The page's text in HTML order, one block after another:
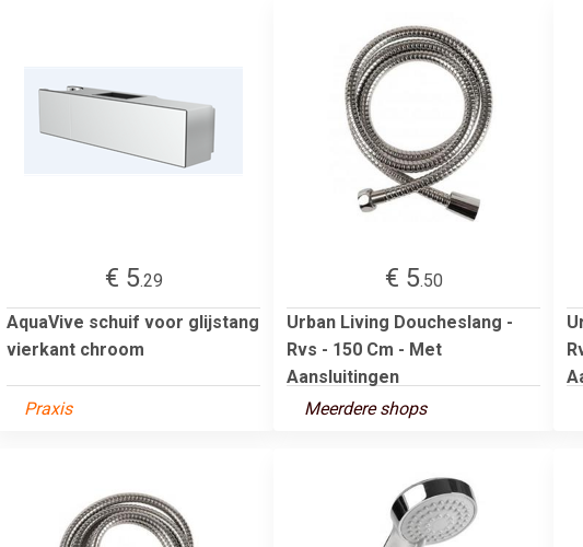
€ 5.29
AquaVive schuif voor glijstang
vierkant chroom
Praxis
€ 5.50
Urban Living Doucheslang -
Rvs - 150 Cm - Met
Aansluitingen
Meerdere shops